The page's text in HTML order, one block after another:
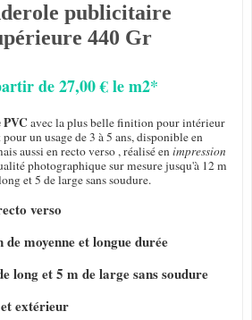
publicitaire
440 Gr
de 27,00 € le m2*
avec la plus belle finition pour intérieur
un usage de 3 à 5 ans, disponible en
aussi en recto verso , réalisé enimpression
photographique sur mesure jusqu'à 12 m
et 5 de large sans soudure.
verso
moyenne et longue durée
long et 5 m de large sans soudure
extérieur